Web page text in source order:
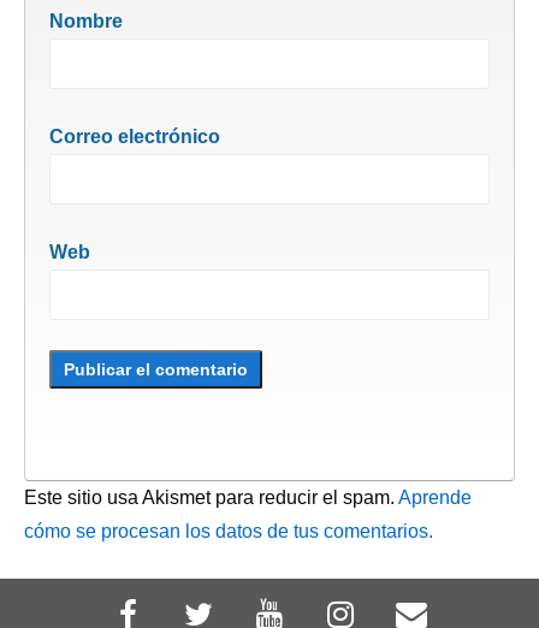
Nombre
Correo electrónico
Web
Este sitio usa Akismet para reducir el spam. Aprende
cómo se procesan los datos de tus comentarios.